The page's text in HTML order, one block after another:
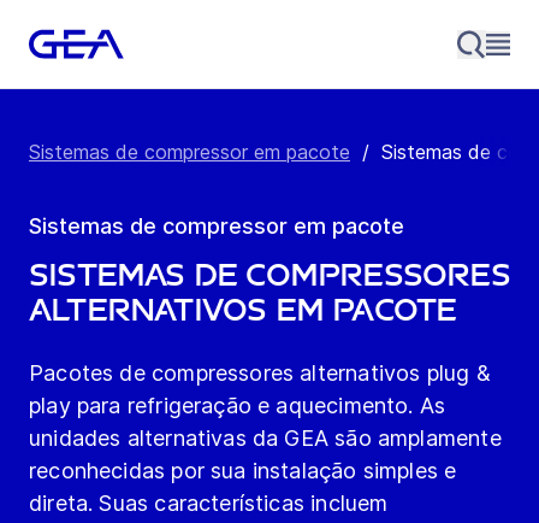
Sistemas de compressor em pacote / Sistemas de
Sistemas de compressor em pacote
Sistemas de compressores
alternativos em pacote
Pacotes de compressores alternativos plug &
play para refrigeração e aquecimento. As
unidades alternativas da GEA são amplamente
reconhecidas por sua instalação simples e
direta. Suas características incluem